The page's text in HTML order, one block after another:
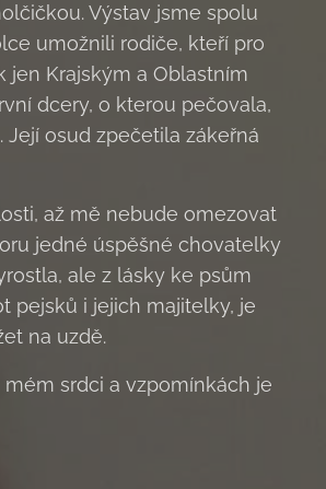
Výstav jsme spolu
umožnili rodiče, kteří pro
jen Krajským a Oblastním
dcery, o kterou pečovala,
osud zpečetila zákeřná
až mě nebude omezovat
jedné úspěšné chovatelky
ale z lásky ke psům
pejsků i jejich majitelky, je
na uzdě.
srdci a vzpomínkách je